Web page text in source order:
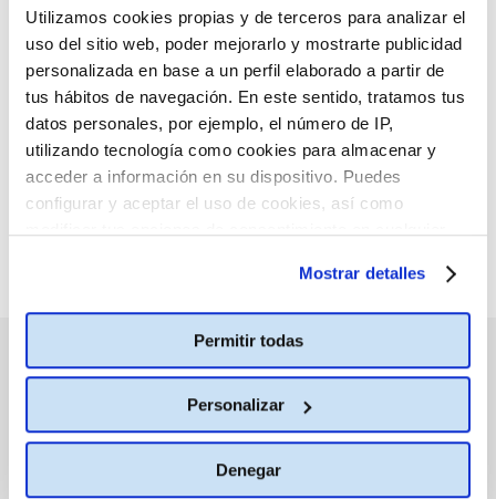
Utilizamos cookies propias y de terceros para analizar el
uso del sitio web, poder mejorarlo y mostrarte publicidad
personalizada en base a un perfil elaborado a partir de
tus hábitos de navegación. En este sentido, tratamos tus
datos personales, por ejemplo, el número de IP,
utilizando tecnología como cookies para almacenar y
acceder a información en su dispositivo. Puedes
configurar y aceptar el uso de cookies, así como
Mostrar detalles
Permitir todas
Personalizar
Denegar
:(
No hay películas con el
criterio de búsqueda
seleccionado.
PRÓXIMOS ESTRENOS